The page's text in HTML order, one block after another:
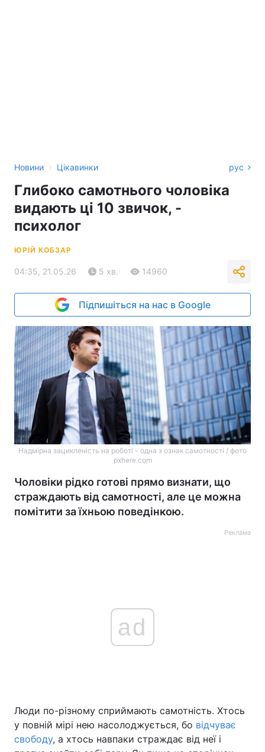
Новини › Цікавинки рус
Глибоко самотнього чоловіка
видають ці 10 звичок, -
психолог
ЮРІЙ КОБЗАР
04:35, 21.05.26 5 хв. 14960
Підпишіться на нас в Google
Надмірна зацикленість на роботі - одна з ознак самотності / фото
pxhere.com
Чоловіки рідко готові прямо визнати, що
страждають від самотності, але це можна
помітити за їхньою поведінкою.
Реклама
ad
Люди по-різному сприймають самотність. Хтось
у повній мірі нею насолоджується, бо відчуває
свободу, а хтось навпаки страждає від неї і